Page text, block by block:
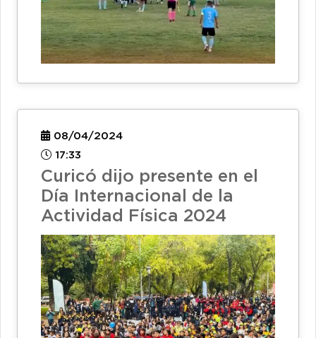
08/04/2024
17:33
Curicó dijo presente en el
Día Internacional de la
Actividad Física 2024